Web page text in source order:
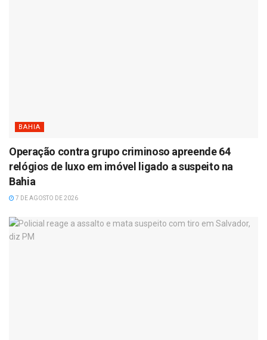
BAHIA
Operação contra grupo criminoso apreende 64
relógios de luxo em imóvel ligado a suspeito na
Bahia
7 DE AGOSTO DE 2026